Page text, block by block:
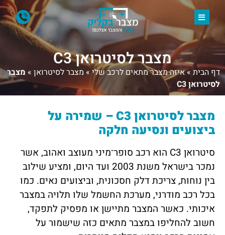
מצבר לסיטרואן C3
דף הבית»איזה מצבר מתאים לרכב שלי» מצבר לסיטרואן » מצבר
לסיטרואן C3
מצבר לסיטרואן C3 – שמירה על
ביצועים ונסיעה חלקה
סיטרואן C3 הוא רכב סופר־מיני מעוצב ואהוב, אשר
נמכר בישראל משנת 2003 ועד היום, ומציע שילוב
בין נוחות, צריכת דלק חסכונית, וביצועים נאים. כמו
בכל רכב מודרני, מערכת החשמל שלו תלויה במצבר
איכותי. כאשר המצבר מתיישן או מפסיק לתפקד,
חשוב להחליפו במצבר מתאים כזה שישמור על